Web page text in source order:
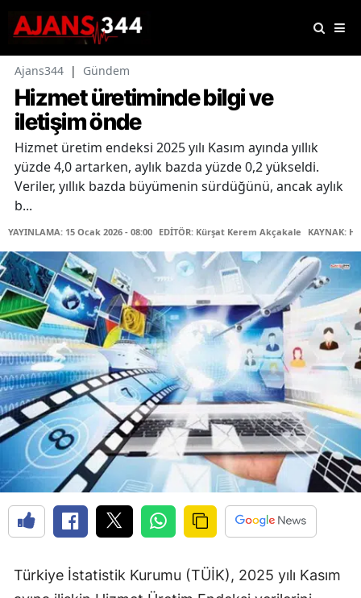
Ajans344 | Gündem
Hizmet üretiminde bilgi ve
iletişim önde
Hizmet üretim endeksi 2025 yılı Kasım ayında yıllık
yüzde 4,0 artarken, aylık bazda yüzde 0,2 yükseldi.
Veriler, yıllık bazda büyümenin sürdüğünü, ancak aylık
b...
YAYINLAMA: 15 Ocak 2026 - 08:00 EDİTÖR: Kürşat Kerem Akçakale KAYNAK:
Türkiye İstatistik Kurumu (TÜİK), 2025 yılı Kasım